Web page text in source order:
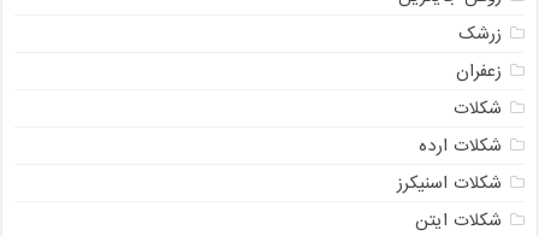
زرشک
زعفران
شکلات
شکلات ارده
شکلات اسنیکرز
شکلات ایتن